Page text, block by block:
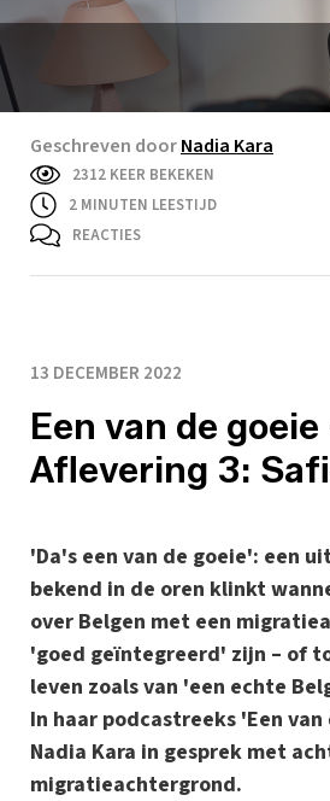
Geschreven doorNadia Kara
2312 KEER BEKEKEN
2 MINUTEN LEESTIJD
REACTIES
13 DECEMBER 2022
Een van de goeie
Aflevering 3:
'Da's een van de goeie': een
bekend in de oren klinkt
over Belgen met een
'goed geïntegreerd' zijn – of
leven zoals van 'een echte
In haar podcastreeks 'Een
Nadia Kara in gesprek met
migratieachtergrond.